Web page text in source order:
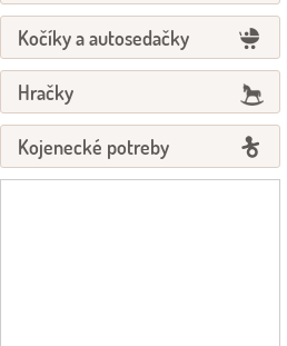
Kočíky a autosedačky
Hračky
Kojenecké potreby